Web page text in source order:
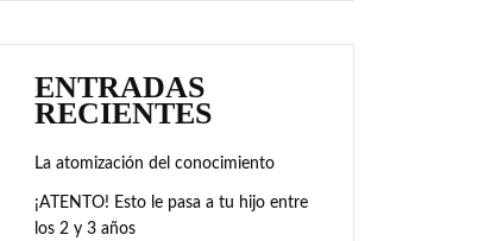
ENTRADAS
RECIENTES
La atomización del conocimiento
¡ATENTO! Esto le pasa a tu hijo entre
los 2 y 3 años